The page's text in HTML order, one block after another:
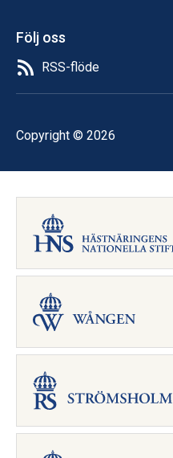
Följ oss
RSS-flöde
Copyright © 2026